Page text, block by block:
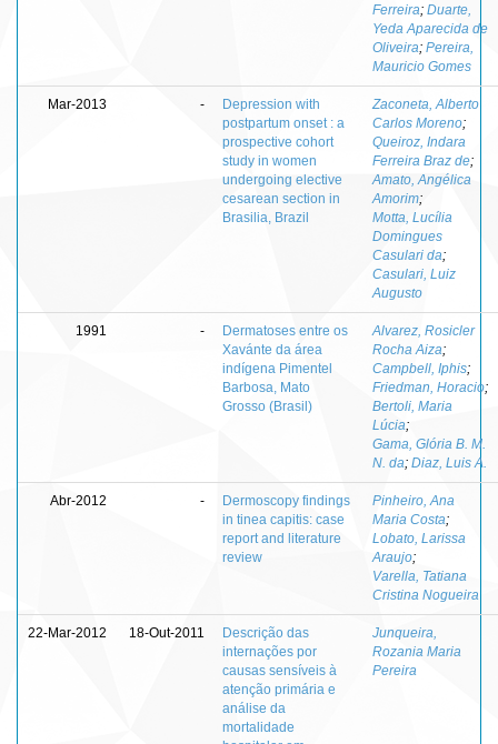
Ferreira; Duarte,
Yeda Aparecida de
Oliveira; Pereira,
Mauricio Gomes
Mar-2013 -
Depression with
postpartum onset : a
prospective cohort
study in women
undergoing elective
cesarean section in
Brasilia, Brazil
Zaconeta, Alberto
Carlos Moreno;
Queiroz, Indara
Ferreira Braz de;
Amato, Angélica
Amorim;
Motta, Lucília
Domingues
Casulari da;
Casulari, Luiz
Augusto
1991 -
Dermatoses entre os
Xavánte da área
indígena Pimentel
Barbosa, Mato
Grosso (Brasil)
Alvarez, Rosicler
Rocha Aiza;
Campbell, Iphis;
Friedman, Horacio;
Bertoli, Maria
Lúcia;
Gama, Glória B. M.
N. da; Diaz, Luis A.
Abr-2012 -
Dermoscopy findings
in tinea capitis: case
report and literature
review
Pinheiro, Ana
Maria Costa;
Lobato, Larissa
Araujo;
Varella, Tatiana
Cristina Nogueira
22-Mar-2012 18-Out-2011
Descrição das
internações por
causas sensíveis à
atenção primária e
análise da
mortalidade
Junqueira,
Rozania Maria
Pereira